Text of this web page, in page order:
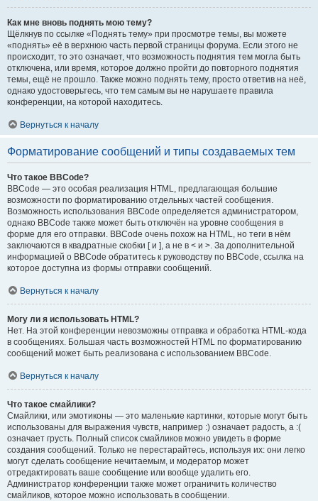
Как мне вновь поднять мою тему?
Щёлкнув по ссылке «Поднять тему» при просмотре темы, вы можете
«поднять» её в верхнюю часть первой страницы форума. Если этого не
происходит, то это означает, что возможность поднятия тем могла быть
отключена, или время, которое должно пройти до повторного поднятия
темы, ещё не прошло. Также можно поднять тему, просто ответив на неё,
однако удостоверьтесь, что тем самым вы не нарушаете правила
конференции, на которой находитесь.
Вернуться к началу
Форматирование сообщений и типы создаваемых тем
Что такое BBCode?
BBCode — это особая реализация HTML, предлагающая большие
возможности по форматированию отдельных частей сообщения.
Возможность использования BBCode определяется администратором,
однако BBCode также может быть отключён на уровне сообщения в
форме для его отправки. BBCode очень похож на HTML, но теги в нём
заключаются в квадратные скобки [ и ], а не в < и >. За дополнительной
информацией о BBCode обратитесь к руководству по BBCode, ссылка на
которое доступна из формы отправки сообщений.
Вернуться к началу
Могу ли я использовать HTML?
Нет. На этой конференции невозможны отправка и обработка HTML-кода
в сообщениях. Большая часть возможностей HTML по форматированию
сообщений может быть реализована с использованием BBCode.
Вернуться к началу
Что такое смайлики?
Смайлики, или эмотиконы — это маленькие картинки, которые могут быть
использованы для выражения чувств, например :) означает радость, а :(
означает грусть. Полный список смайликов можно увидеть в форме
создания сообщений. Только не перестарайтесь, используя их: они легко
могут сделать сообщение нечитаемым, и модератор может
отредактировать ваше сообщение или вообще удалить его.
Администратор конференции также может ограничить количество
смайликов, которое можно использовать в сообщении.